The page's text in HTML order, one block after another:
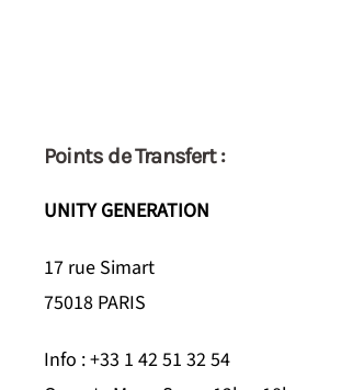
Points de Transfert :
UNITY GENERATION
17 rue Simart
75018 PARIS
Info : +33 1 42 51 32 54